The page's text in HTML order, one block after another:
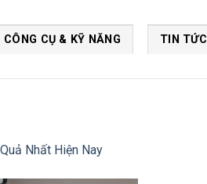
CÔNG CỤ & KỸ NĂNG TIN TỨC
Nhất Hiện Nay